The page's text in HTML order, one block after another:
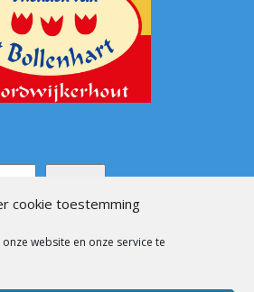
cookie toestemming
website en onze service te